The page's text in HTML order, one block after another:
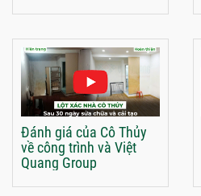
Đánh giá của Cô Thủy
về công trình và Việt
Quang Group